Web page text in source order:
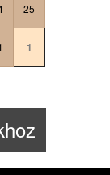
25
1